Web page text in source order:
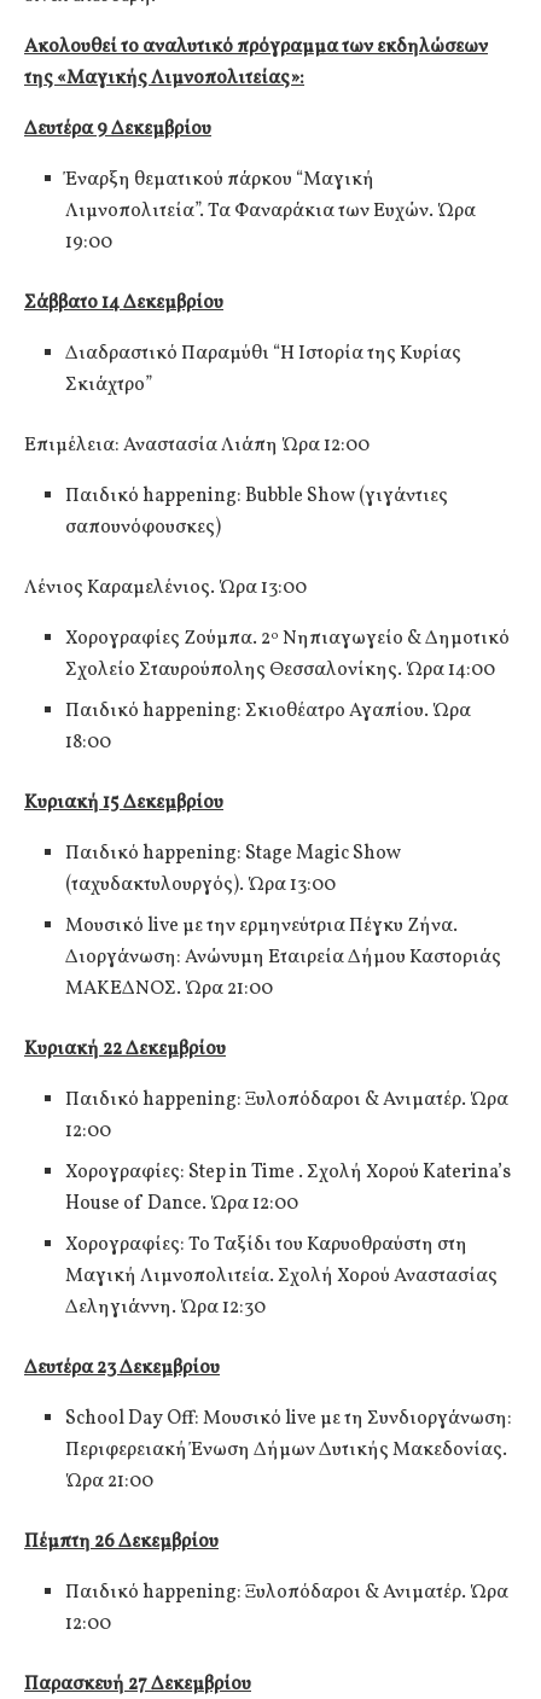
Ακολουθεί το αναλυτικό πρόγραμμα των εκδηλώσεων
της «Μαγικής Λιμνοπολιτείας»:
Δευτέρα 9 Δεκεμβρίου
Έναρξη θεματικού πάρκου “Μαγική
Λιμνοπολιτεία”. Τα Φαναράκια των Ευχών. Ώρα
19:00
Σάββατο 14 Δεκεμβρίου
Διαδραστικό Παραμύθι “Η Ιστορία της Κυρίας
Σκιάχτρο”
Επιμέλεια: Αναστασία Λιάπη Ώρα 12:00
Παιδικό happening: Bubble Show (γιγάντιες
σαπουνόφουσκες)
Λένιος Καραμελένιος. Ώρα 13:00
Χορογραφίες Ζούμπα. 2ο Νηπιαγωγείο & Δημοτικό
Σχολείο Σταυρούπολης Θεσσαλονίκης. Ώρα 14:00
Παιδικό happening: Σκιοθέατρο Αγαπίου. Ώρα
18:00
Κυριακή 15 Δεκεμβρίου
Παιδικό happening: Stage Magic Show
(ταχυδακτυλουργός). Ώρα 13:00
Μουσικό live με την ερμηνεύτρια Πέγκυ Ζήνα.
Διοργάνωση: Ανώνυμη Εταιρεία Δήμου Καστοριάς
ΜΑΚΕΔΝΟΣ. Ώρα 21:00
Κυριακή 22 Δεκεμβρίου
Παιδικό happening: Ξυλοπόδαροι & Ανιματέρ. Ώρα
12:00
Χορογραφίες: Step in Time . Σχολή Χορού Katerina’s
House of Dance. Ώρα 12:00
Χορογραφίες: Το Ταξίδι του Καρυοθραύστη στη
Μαγική Λιμνοπολιτεία. Σχολή Χορού Αναστασίας
Δεληγιάννη. Ώρα 12:30
Δευτέρα 23 Δεκεμβρίου
School Day Off: Μουσικό live με τη Συνδιοργάνωση:
Περιφερειακή Ένωση Δήμων Δυτικής Μακεδονίας.
Ώρα 21:00
Πέμπτη 26 Δεκεμβρίου
Παιδικό happening: Ξυλοπόδαροι & Ανιματέρ. Ώρα
12:00
Παρασκευή 27 Δεκεμβρίου